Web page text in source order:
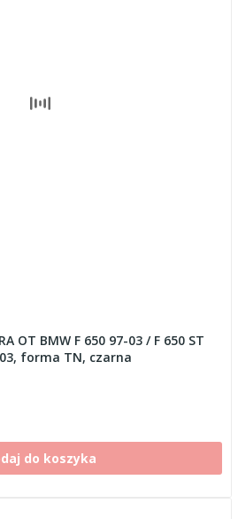
OT BMW F 650 97-03 / F 650 ST
forma TN, czarna
do koszyka